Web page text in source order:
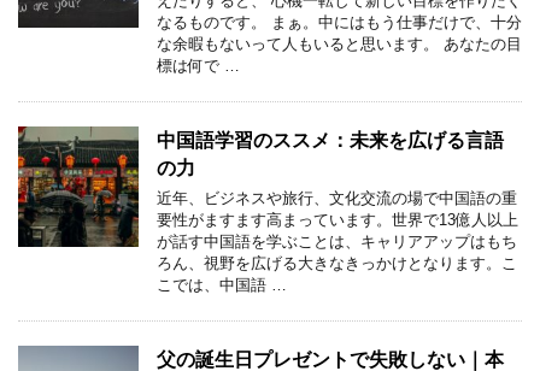
なるものです。 まぁ。中にはもう仕事だけで、十分
な余暇もないって人もいると思います。 あなたの目
標は何で …
中国語学習のススメ：未来を広げる言語
の力
近年、ビジネスや旅行、文化交流の場で中国語の重
要性がますます高まっています。世界で13億人以上
が話す中国語を学ぶことは、キャリアアップはもち
ろん、視野を広げる大きなきっかけとなります。こ
こでは、中国語 …
父の誕生日プレゼントで失敗しない｜本